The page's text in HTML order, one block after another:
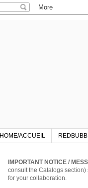
HOME/ACCUEIL
IMPORTANT NOTICE /
consult the Catalogs
for your collaboration.